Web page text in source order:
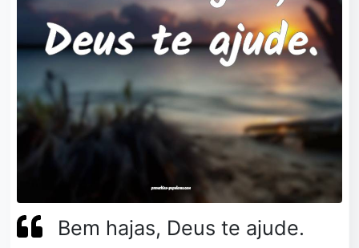
Bem hajas, Deus te ajude.